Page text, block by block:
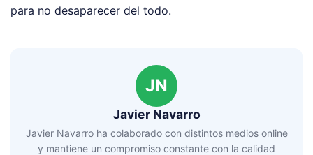
para no desaparecer del todo.
JN
Javier Navarro
Javier Navarro ha colaborado con distintos medios online
y mantiene un compromiso constante con la calidad